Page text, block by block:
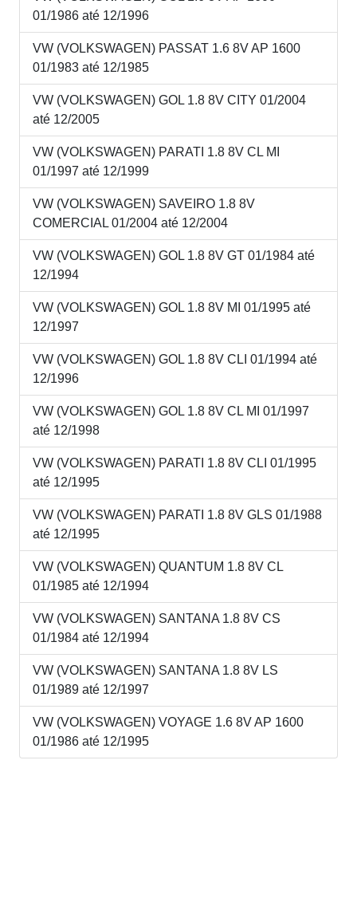
01/1986 até 12/1996
VW (VOLKSWAGEN) PASSAT 1.6 8V AP 1600
01/1983 até 12/1985
VW (VOLKSWAGEN) GOL 1.8 8V CITY 01/2004
até 12/2005
VW (VOLKSWAGEN) PARATI 1.8 8V CL MI
01/1997 até 12/1999
VW (VOLKSWAGEN) SAVEIRO 1.8 8V
COMERCIAL 01/2004 até 12/2004
VW (VOLKSWAGEN) GOL 1.8 8V GT 01/1984 até
12/1994
VW (VOLKSWAGEN) GOL 1.8 8V MI 01/1995 até
12/1997
VW (VOLKSWAGEN) GOL 1.8 8V CLI 01/1994 até
12/1996
VW (VOLKSWAGEN) GOL 1.8 8V CL MI 01/1997
até 12/1998
VW (VOLKSWAGEN) PARATI 1.8 8V CLI 01/1995
até 12/1995
VW (VOLKSWAGEN) PARATI 1.8 8V GLS 01/1988
até 12/1995
VW (VOLKSWAGEN) QUANTUM 1.8 8V CL
01/1985 até 12/1994
VW (VOLKSWAGEN) SANTANA 1.8 8V CS
01/1984 até 12/1994
VW (VOLKSWAGEN) SANTANA 1.8 8V LS
01/1989 até 12/1997
VW (VOLKSWAGEN) VOYAGE 1.6 8V AP 1600
01/1986 até 12/1995